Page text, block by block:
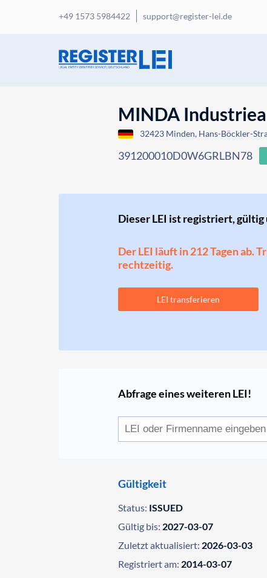
+49 1573 5984422 support@register-lei.de
MINDA
32423 Minden, Hans-Böckler-
391200010D0W6GRLBN78
Dieser LEI ist registriert,
Der LEI läuft in 212 Tagen ab.
rechtzeitig.
LEI transferieren
Abfrage eines weiteren LEI!
Gültigkeit
Status: ISSUED
Gültig bis: 2027-03-07
Zuletzt aktualisiert: 2026-03-03
Registriert am: 2014-03-07